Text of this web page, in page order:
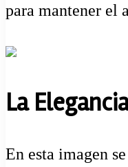
para mantener el
La
En esta imagen